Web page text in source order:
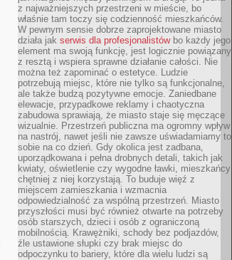
z najważniejszych przestrzeni w mieście, bo
właśnie tam toczy się codzienność mieszkańców.
W pewnym sensie dobrze zaprojektowane miasto
działa jak serwis dla profesjonalistówbo każdy jego
element ma swoją funkcję, jest logicznie powiązany
z resztą i wspiera sprawne działanie całości. Nie
można też zapominać o estetyce. Ludzie
potrzebują miejsc, które nie tylko są funkcjonalne,
ale także budzą pozytywne emocje. Zaniedbane
elewacje, przypadkowe reklamy i chaotyczna
zabudowa sprawiają, że miasto staje się męczące
wizualnie. Przestrzeń publiczna ma ogromny wpływ
na nastrój, nawet jeśli nie zawsze uświadamiamy to
sobie na co dzień. Gdy okolica jest zadbana,
uporządkowana i pełna drobnych detali, takich jak
kwiaty, oświetlenie czy wygodne ławki, mieszkańcy
chętniej z niej korzystają. To buduje więź z
miejscem zamieszkania i wzmacnia
odpowiedzialność za wspólną przestrzeń. Miasto
przyszłości musi być również otwarte na potrzeby
osób starszych, dzieci i osób z ograniczoną
mobilnością. Krawężniki, schody bez podjazdów,
źle ustawione słupki czy brak miejsc do
odpoczynku to bariery, które dla wielu ludzi są